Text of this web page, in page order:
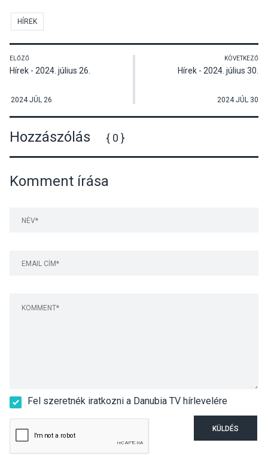
HÍREK
ELŐZŐ
Hírek - 2024. július 26.
2024 JÚL 26
KÖVETKEZŐ
Hírek - 2024. július 30.
2024 JÚL 30
Hozzászólás { 0 }
Komment írása
Fel szeretnék iratkozni a Danubia TV hírlevelére
KÜLDÉS